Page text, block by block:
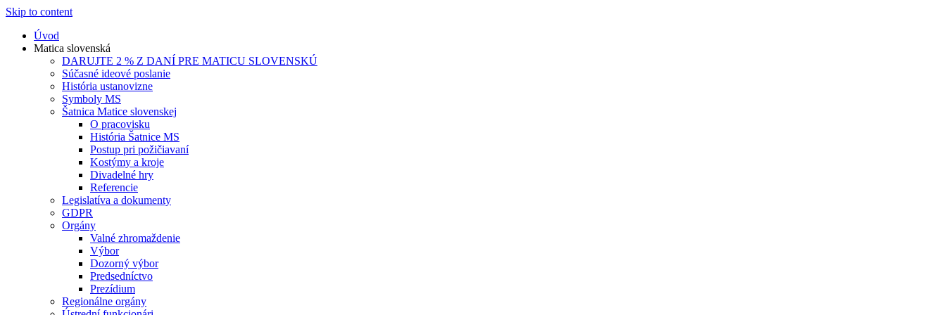
Skip to content
Úvod
Matica slovenská
DARUJTE 2 % Z DANÍ PRE MATICU SLOVENSKÚ
Súčasné ideové poslanie
História ustanovizne
Symboly MS
Šatnica Matice slovenskej
O pracovisku
História Šatnice MS
Postup pri požičiavaní
Kostýmy a kroje
Divadelné hry
Referencie
Legislatíva a dokumenty
GDPR
Orgány
Valné zhromaždenie
Výbor
Dozorný výbor
Predsedníctvo
Prezídium
Regionálne orgány